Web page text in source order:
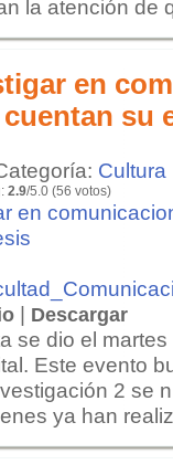
la atención de
en
su
Cultura
2.9/5.0 (56 votos)
en
| Descargar
se dio el
Este evento
2 se
ya han